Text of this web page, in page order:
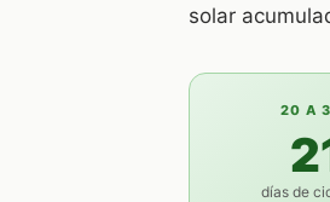
solar
20 A
días de